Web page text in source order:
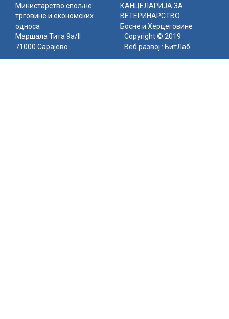
Министарство спољне
трговине и економских
односа
КАНЦЕЛАРИЈА ЗА
ВЕТЕРИНАРСТВО
Босне и Херцеговине
Маршала Тита 9а/II
71000 Сарајево
Copyright © 2019
Веб развој : БитЛаб